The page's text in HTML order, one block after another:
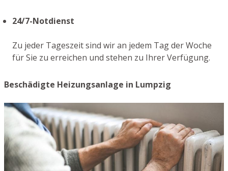
24/7-Notdienst
Zu jeder Tageszeit sind wir an jedem Tag der Woche
für Sie zu erreichen und stehen zu Ihrer Verfügung.
Beschädigte Heizungsanlage in Lumpzig